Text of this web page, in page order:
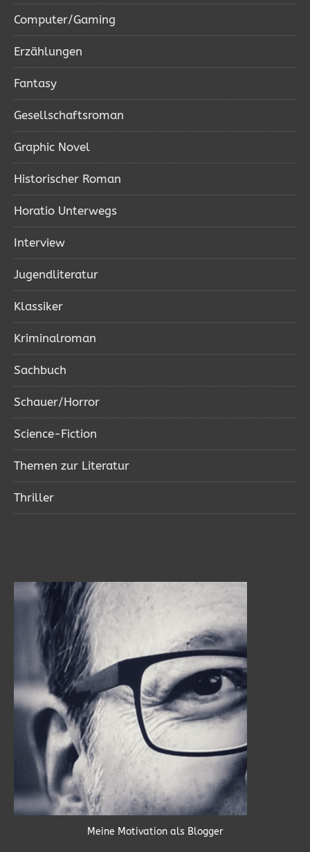
Computer/Gaming
Erzählungen
Fantasy
Gesellschaftsroman
Graphic Novel
Historischer Roman
Horatio Unterwegs
Interview
Jugendliteratur
Klassiker
Kriminalroman
Sachbuch
Schauer/Horror
Science-Fiction
Themen zur Literatur
Thriller
Meine Motivation als Blogger